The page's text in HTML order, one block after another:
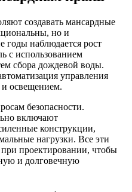
создавать мансардные
но и
годы наблюдается рост
с использованием
сбора дождевой воды.
управления
освещением.
безопасности.
включают
конструкции,
нагрузки. Все эти
проектировании, чтобы
и долговечную